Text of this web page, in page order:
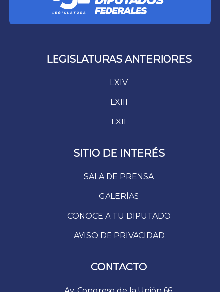
LEGISLATURAS ANTERIORES
LXIV
LXIII
LXII
SITIO DE INTERÉS
SALA DE PRENSA
GALERÍAS
CONOCE A TU DIPUTADO
AVISO DE PRIVACIDAD
CONTACTO